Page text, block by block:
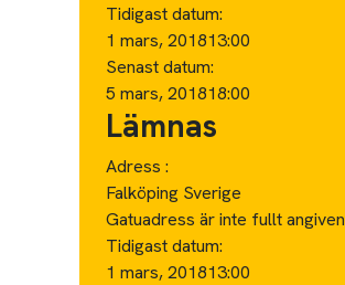
Tidigast datum:
1 mars, 201813:00
Senast datum:
5 mars, 201818:00
Lämnas
Adress :
Falköping Sverige
Gatuadress är inte fullt angiven
Tidigast datum:
1 mars, 201813:00